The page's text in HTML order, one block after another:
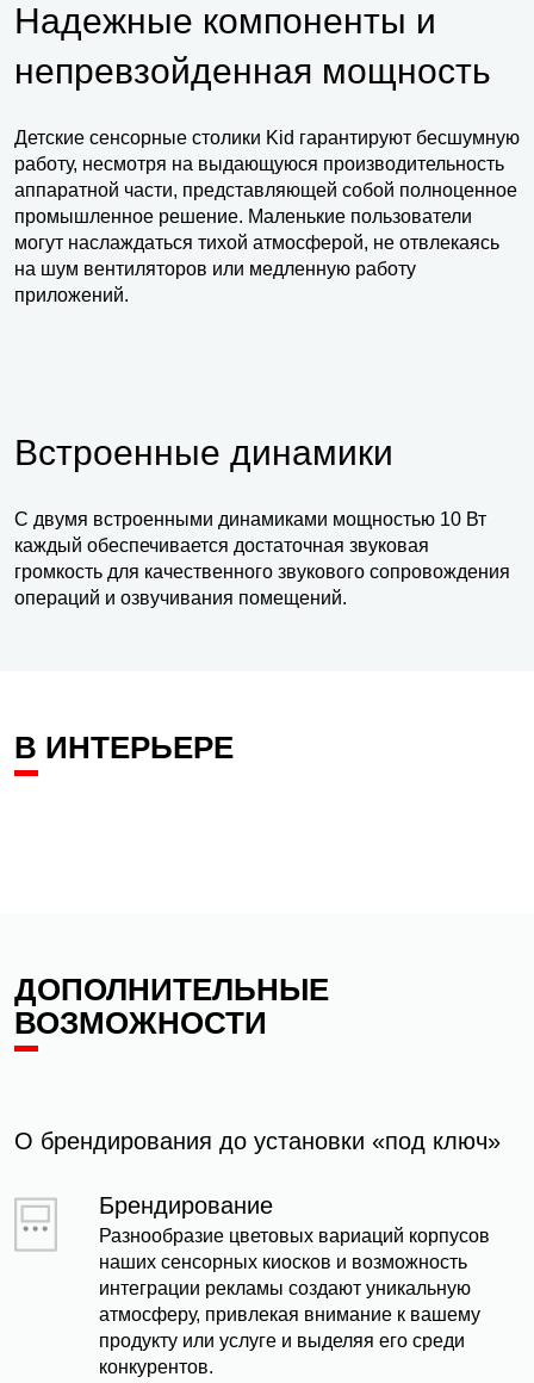
Надежные компоненты и
непревзойденная мощность
Детские сенсорные столики Kid гарантируют бесшумную
работу, несмотря на выдающуюся производительность
аппаратной части, представляющей собой полноценное
промышленное решение. Маленькие пользователи
могут наслаждаться тихой атмосферой, не отвлекаясь
на шум вентиляторов или медленную работу
приложений.
Встроенные динамики
С двумя встроенными динамиками мощностью 10 Вт
каждый обеспечивается достаточная звуковая
громкость для качественного звукового сопровождения
операций и озвучивания помещений.
В ИНТЕРЬЕРЕ
ДОПОЛНИТЕЛЬНЫЕ
ВОЗМОЖНОСТИ
О брендирования до установки «под ключ»
Брендирование
Разнообразие цветовых вариаций корпусов
наших сенсорных киосков и возможность
интеграции рекламы создают уникальную
атмосферу, привлекая внимание к вашему
продукту или услуге и выделяя его среди
конкурентов.